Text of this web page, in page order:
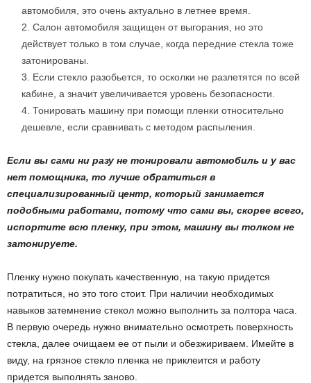
автомобиля, это очень актуально в летнее время.
Салон автомобиля защищен от выгорания, но это
действует только в том случае, когда передние стекла тоже
затонированы.
Если стекло разобьется, то осколки не разлетятся по всей
кабине, а значит увеличивается уровень безопасности.
Тонировать машину при помощи пленки относительно
дешевле, если сравнивать с методом распыления.
Если вы сами ни разу не тонировали автомобиль и у вас
нет помощника, то лучше обратиться в
специализированный центр, который занимается
подобными работами, потому что сами вы, скорее всего,
испортите всю пленку, при этом, машину вы толком не
затонируете.
Пленку нужно покупать качественную, на такую придется
потратиться, но это того стоит. При наличии необходимых
навыков затемнение стекол можно выполнить за полтора часа.
В первую очередь нужно внимательно осмотреть поверхность
стекла, далее очищаем ее от пыли и обезжириваем. Имейте в
виду, на грязное стекло пленка не приклеится и работу
придется выполнять заново.